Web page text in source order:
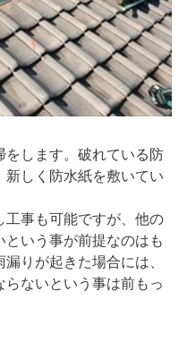
をします。破れている防
新しく防水紙を敷いてい
工事も可能ですが、他の
いう事が前提なのはも
りが起きた場合には、
らないという事は前もっ